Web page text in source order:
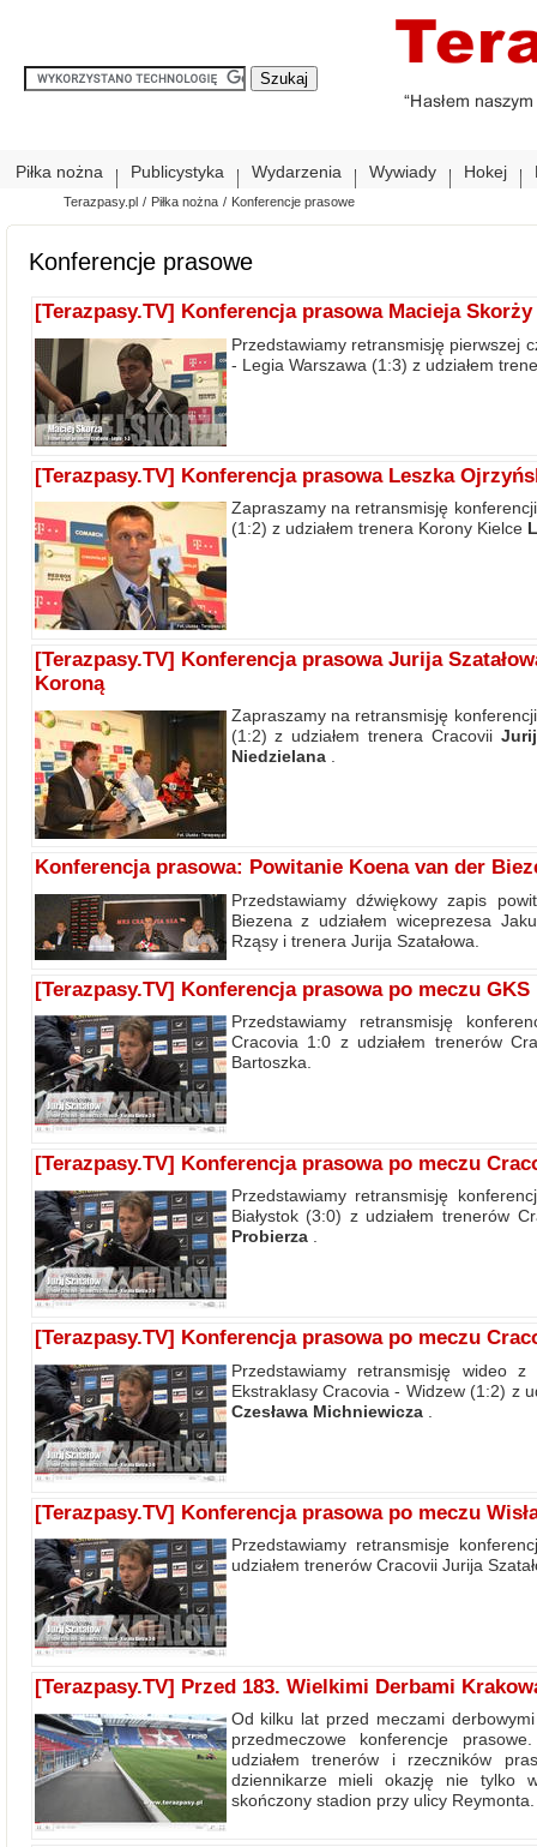
Piłka nożna Publicystyka Wydarzenia Wywiady Hokej
Terazpasy.pl / Piłka nożna / Konferencje prasowe
Konferencje prasowe
[Terazpasy.TV] Konferencja prasowa Macieja
Przedstawiamy retransmisję pierwszej
- Legia Warszawa (1:3) z udziałem
[Terazpasy.TV] Konferencja prasowa Leszka
Zapraszamy na retransmisję
(1:2) z udziałem trenera Korony Kielce
[Terazpasy.TV] Konferencja prasowa Jurija
Koroną
Zapraszamy na retransmisję
(1:2) z udziałem trenera Cracovii
Niedzielana.
Konferencja prasowa: Powitanie Koena van der
Przedstawiamy dźwiękowy zapis
Biezena z udziałem wiceprezesa
Rząsy i trenera Jurija Szatałowa.
[Terazpasy.TV] Konferencja prasowa po meczu GKS
Przedstawiamy retransmisję
Cracovia 1:0 z udziałem trenerów
Bartoszka.
[Terazpasy.TV] Konferencja prasowa po meczu
Przedstawiamy retransmisję
Białystok (3:0) z udziałem trenerów
Probierza.
[Terazpasy.TV] Konferencja prasowa po meczu
Przedstawiamy retransmisję wideo
Ekstraklasy Cracovia - Widzew (1:2) z
Czesława Michniewicza.
[Terazpasy.TV] Konferencja prasowa po meczu
Przedstawiamy retransmisje
udziałem trenerów Cracovii Jurija
[Terazpasy.TV] Przed 183. Wielkimi Derbami
Od kilku lat przed meczami
przedmeczowe konferencje
udziałem trenerów i rzeczników
dziennikarze mieli okazję nie tylko
skończony stadion przy ulicy Reymonta.